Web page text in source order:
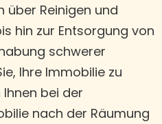
über Reinigen und
hin zur Entsorgung von
schwerer
Ihre Immobilie zu
bei der
nach der Räumung